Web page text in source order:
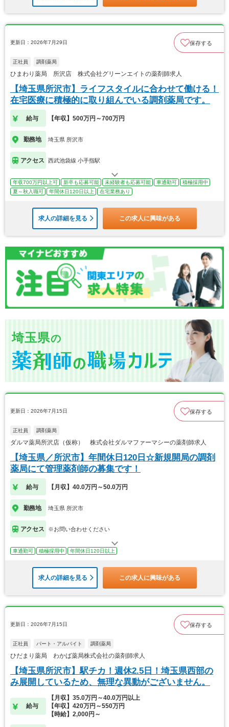
更新日：2026年7月29日 保存する
正社員 調剤薬局
ひまわり薬局 所沢店 株式会社グリーンエイトの薬剤師求人
【埼玉県所沢市】ライフスタイルに合わせて働ける！
在宅医療に積極的に取り組んでいる調剤薬局です。
給与 【年収】500万円～700万円
勤務地 埼玉県 所沢市
アクセス 西武池袋線 小手指駅
年収700万円以上可 新卒も応募可能 未経験者も応募可能 車通勤可
積極採用中
夏～秋入職可
年間休日120日以上 在宅業務あり
求人の詳細を見る この求人に興味がある
埼玉県の
更新日：2026年7月15日 保存する
正社員 調剤薬局
ダルマ薬局所沢店（仮称） 株式会社ダルマファーマシーの薬剤師求人
【埼玉県／所沢市】年間休日120日☆新規開局の調剤
薬局にて管理薬剤師の募集です！
給与 【月収】40.0万円～50.0万円
勤務地 埼玉県 所沢市
アクセス ※お問い合わせください
車通勤可 積極採用中 年間休日120日以上
求人の詳細を見る この求人に興味がある
更新日：2026年7月15日 保存する
正社員 パート・アルバイト 調剤薬局
ひだまり薬局 わかば薬局株式会社の薬剤師求人
【埼玉県所沢市】駅チカ！週休2.5日！埼玉県西部の
み展開しているため、無理な異動がございません。
給与
【月収】35.0万円～40.0万円以上
【年収】420万円～550万円
【時給】2,000円～